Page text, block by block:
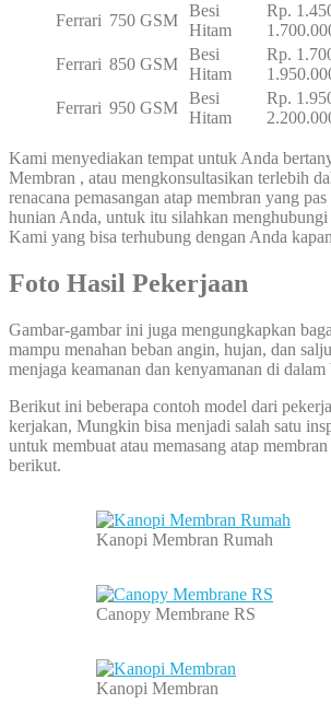
Ferrari 750 GSM
Besi
Hitam
Rp.
Ferrari 850 GSM
Besi
Hitam
Rp.
Ferrari 950 GSM
Besi
Hitam
Rp.
Kami menyediakan tempat untuk Anda
Membran , atau mengkonsultasikan terlebih
renacana pemasangan atap membran yang
hunian Anda, untuk itu silahkan menghubungi
Kami yang bisa terhubung dengan Anda
Foto Hasil Pekerjaan
Gambar-gambar ini juga mengungkapkan
mampu menahan beban angin, hujan, dan
menjaga keamanan dan kenyamanan di dalam
Berikut ini beberapa contoh model dari
kerjakan, Mungkin bisa menjadi salah satu
untuk membuat atau memasang atap
berikut.
Kanopi Membran Rumah
Canopy Membrane RS
Kanopi Membran